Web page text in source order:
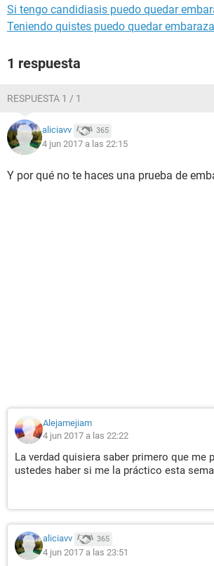
Si tengo candidiasis puedo quedar
Teniendo quistes puedo quedar
1 respuesta
RESPUESTA 1 / 1
aliciavv 365
4 jun 2017 a las 22:15
Y por qué no te haces una prueba de
Alejamejiam
4 jun 2017 a las 22:22
La verdad quisiera saber primero que me
ustedes haber si me la práctico esta
aliciavv 365
4 jun 2017 a las 23:51